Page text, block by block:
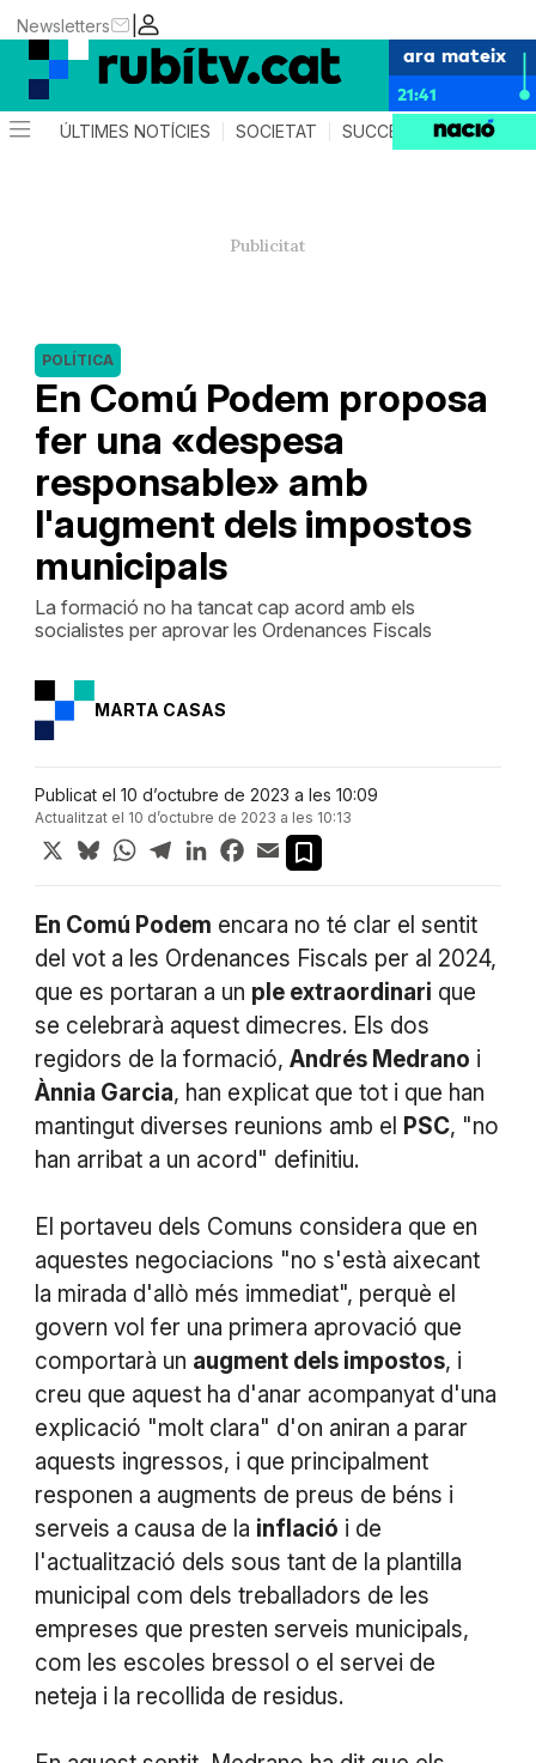
|
Newsletters
ara mateix
21:41
ÚLTIMES NOTÍCIES SOCIETAT SUCCESSOS
En Comú Podem proposa
fer una «despesa
responsable» amb
l'augment dels impostos
municipals
POLÍTICA
La formació no ha tancat cap acord amb els
socialistes per aprovar les Ordenances Fiscals
MARTA CASAS
Publicat el 10 d’octubre de 2023 a les 10:09
Actualitzat el 10 d’octubre de 2023 a les 10:13
X BlueskyWhatsApp
TelegramLinkedInFacebook
Email
En Comú Podem encara no té clar el sentit
del vot a les Ordenances Fiscals per al 2024,
que es portaran a un ple extraordinari que
se celebrarà aquest dimecres. Els dos
regidors de la formació, Andrés Medrano i
Ànnia Garcia, han explicat que tot i que han
mantingut diverses reunions amb el PSC, "no
han arribat a un acord" definitiu.
El portaveu dels Comuns considera que en
aquestes negociacions "no s'està aixecant
la mirada d'allò més immediat", perquè el
govern vol fer una primera aprovació que
comportarà un augment dels impostos, i
creu que aquest ha d'anar acompanyat d'una
explicació "molt clara" d'on aniran a parar
aquests ingressos, i que principalment
responen a augments de preus de béns i
serveis a causa de la inflació i de
l'actualització dels sous tant de la plantilla
municipal com dels treballadors de les
empreses que presten serveis municipals,
com les escoles bressol o el servei de
neteja i la recollida de residus.